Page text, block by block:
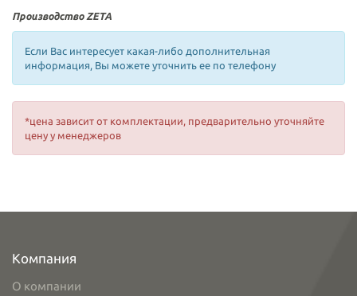
Производство ZETA
Если Вас интересует какая-либо дополнительная
информация, Вы можете уточнить ее по телефону
*цена зависит от комплектации, предварительно уточняйте
цену у менеджеров
Компания
О компании